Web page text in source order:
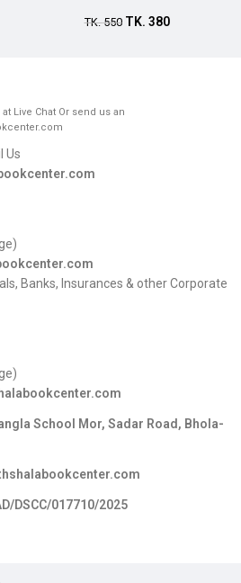
Add to cart
TK.550 TK. 380
Live Chat Or send us an
Us
Banks, Insurances & other Corporate
School Mor, Sadar Road, Bhola-
DSCC/017710/2025